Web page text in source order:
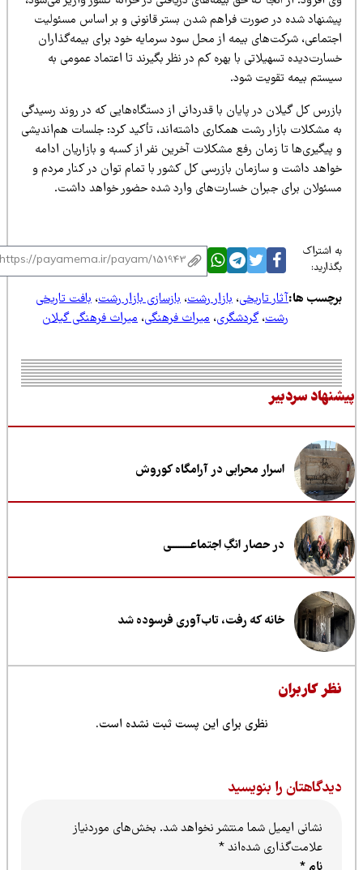
شده در صورت فراهم شدن بستر قانونی و بر اساس مسئولیت
شرکت‌های بیمه از محل سود سرمایه خود برای بیمه‌گذاران
تسهیلاتی با بهره کم در نظر بگیرند تا اعتماد عمومی به
بیمه تقویت شود.
کل گیلان در پایان با قدردانی از دستگاه‌هایی که در روند رسیدگی
مشکلات بازار رشت همکاری داشته‌اند، تأکید کرد: جلسات هم‌اندیشی
پیگیری‌ها تا زمان رفع مشکلات آخرین نفر از کسبه و بازاریان ادامه
داشت و سازمان بازرسی کل کشور با تمام توان در کنار مردم و
برای جبران خسارت‌های وارد شده حضور خواهد داشت.
اشتراک
ها:آثار تاریخی،بازار رشت،بازسازی بازار رشت،بافت تاریخی
،گردشگری،میراث فرهنگی،میراث فرهنگی گیلان
سردبیر
اسرار محرابی در آرامگاه کوروش
در حصار انگِ اجتماعــــــــی
خانه که رفت، تاب‌آوری فرسوده شد
کاربران
نظری برای این پست ثبت نشده است.
را بنویسید
نشانی ایمیل شما منتشر نخواهد شد.بخش‌های موردنیاز
علامت‌گذاری شده‌اند*